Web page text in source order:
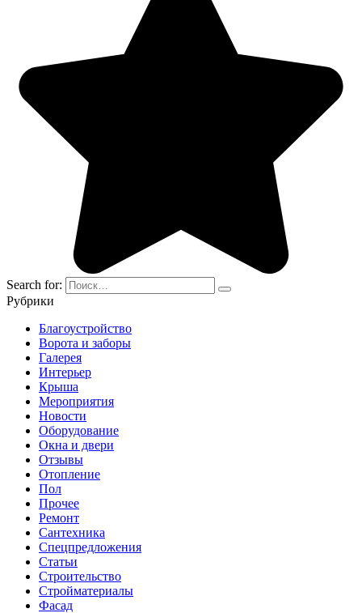
Search for:
Рубрики
Благоустройство
Ворота и заборы
Галерея
Интерьер
Крыша
Мероприятия
Новости
Оборудование
Окна и двери
Отзывы
Отопление
Пол
Прочее
Ремонт
Сантехника
Спецпредложения
Статьи
Строительство
Стройматериалы
Фасад